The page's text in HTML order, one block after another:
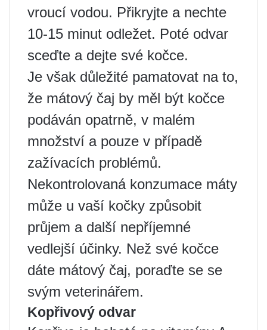
vroucí vodou. Přikryjte a nechte
10-15 minut odležet. Poté odvar
sceďte a dejte své kočce.
Je však důležité pamatovat na to,
že mátový čaj by měl být kočce
podáván opatrně, v malém
množství a pouze v případě
zažívacích problémů.
Nekontrolovaná konzumace máty
může u vaší kočky způsobit
průjem a další nepříjemné
vedlejší účinky. Než své kočce
dáte mátový čaj, poraďte se se
svým veterinářem.
Kopřivový odvar